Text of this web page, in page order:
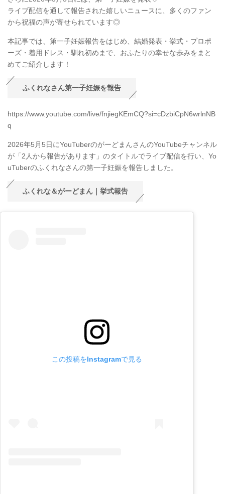
ライブ配信を通して報告された嬉しいニュースに、多くのファン
から祝福の声が寄せられています◎
本記事では、第一子妊娠報告をはじめ、結婚発表・挙式・プロポ
ーズ・着用ドレス・馴れ初めまで、おふたりの幸せな歩みをまと
めてご紹介します！
ふくれなさん第一子妊娠を報告
https://www.youtube.com/live/fnjiegKEmCQ?si=cDzbiCpN6wrlnNB
q
2026年5月5日にYouTuberのがーどまんさんのYouTubeチャンネル
が「2人から報告があります」のタイトルでライブ配信を行い、Yo
uTuberのふくれなさんの第一子妊娠を報告しました。
ふくれな＆がーどまん｜挙式報告
この投稿をInstagramで見る